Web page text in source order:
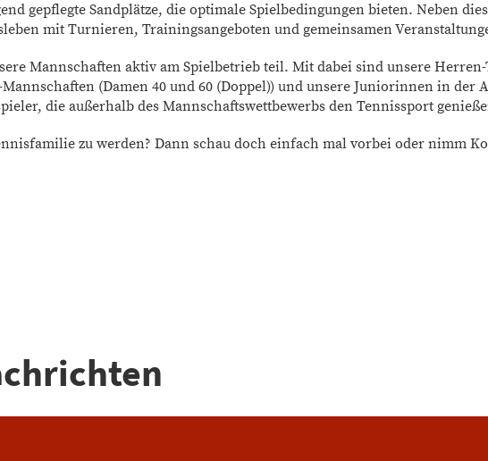
gepflegte Sandplätze, die optimale Spielbedingungen bieten. Neben
mit Turnieren, Trainingsangeboten und gemeinsamen
Mannschaften aktiv am Spielbetrieb teil. Mit dabei sind unsere
(Damen 40 und 60 (Doppel)) und unsere Juniorinnen in der
die außerhalb des Mannschaftswettbewerbs den Tennissport
zu werden? Dann schau doch einfach mal vorbei oder nimm